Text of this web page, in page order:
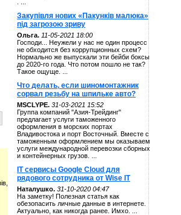
Закупівля нових «Пакунків малюка»
під загрозою зриву
Ольга. 11-05-2021 18:00
Господи... Неужели у нас не один процесс
не обходится без коррупционных схем?
Нормально же выпускали эти бейби боксы
до 2020-го года. Что потом пошло не так?
Такое ощуще. ...
Что делать, если шиномонтажник
сорвал резьбу на шпильке авто?
MSCLYPE. 31-03-2021 15:52
Группа компаний "Азия-Трейдинг"
предлагает услуги таможенного
оформления в морских портах
Владивостока и порт Восточный. Вместе с
таможенным оформлением мы оказываем
услуги международной перевозки сборных
и контейнерных грузов. ...
IT сервисы Google Cloud для
рядового сотрудника от Wise IT
Наталушко. 31-10-2020 04:47
На заметку! Полезная статья как
обезопасить личные данные в интернете.
Актуально, как никогда ранее. Имхо. ...